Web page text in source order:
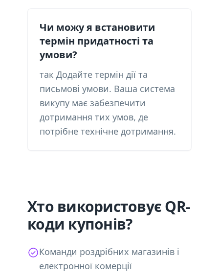
Чи можу я встановити
термін придатності та
умови?
так Додайте термін дії та
письмові умови. Ваша система
викупу має забезпечити
дотримання тих умов, де
потрібне технічне дотримання.
Хто використовує QR-
коди купонів?
Команди роздрібних магазинів і
електронної комерції